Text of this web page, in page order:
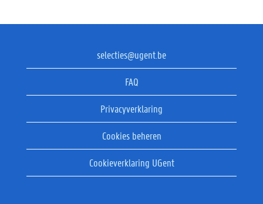
selecties@ugent.be
FAQ
Privacyverklaring
Cookies beheren
Cookieverklaring UGent